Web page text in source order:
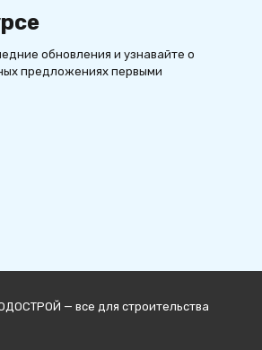
обновления и узнавайте о
предложениях первыми
— все для строительства